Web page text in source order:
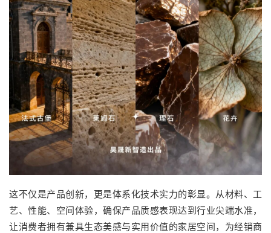
这不仅是产品创新，更是体系化技术实力的彰显。从材料、工
艺、性能、空间体验，确保产品质感表现达到行业尖端水准，
让消费者拥有兼具生态美感与实用价值的家居空间，为经销商